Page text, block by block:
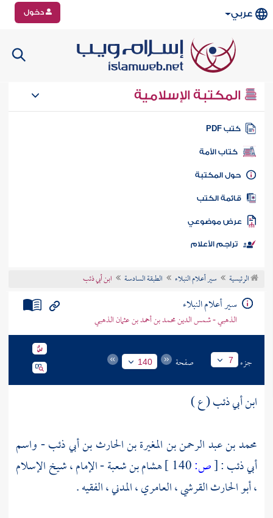
عربي دخول
المكتبة الإسلامية
كتب PDF
كتاب الأمة
المكتبة
الكتب
موضوعي
تراجم الأعلام
الرئيسية سير أعلام النبلاء الطبقة السادسة ابن أبي ذئب
سير أعلام النبلاء
الذهبي - شمس الدين محمد بن أحمد بن عثمان الذهبي
جزء 7 صفحة 140
ابن أبي ذئب ( ع )
محمد بن عبد الرحمن بن المغيرة بن الحارث بن أبي ذئب - واسم
أبي ذئب :[ص:
هشام بن شعبة - الإمام ، شيخ الإسلام
، أبو الحارث القرشي ، العامري ، المدني ، الفقيه .